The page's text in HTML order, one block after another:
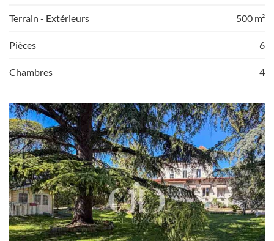
Terrain - Extérieurs 500 m²
Pièces 6
Chambres 4